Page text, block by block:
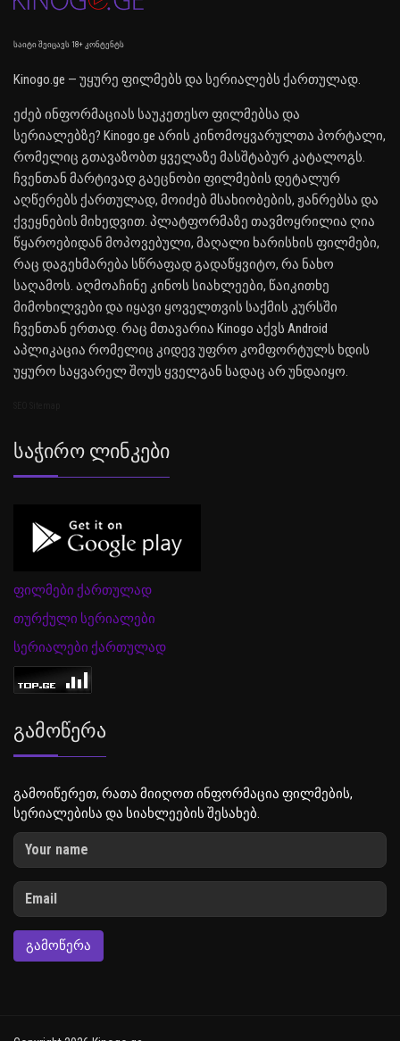
საიტი შეიცავს 18+ კონტენტს
Kinogo.ge — უყურე ფილმებს და სერიალებს ქართულად.
ეძებ ინფორმაციას საუკეთესო ფილმებსა და
სერიალებზე? Kinogo.ge არის კინომოყვარულთა პორტალი,
რომელიც გთავაზობთ ყველაზე მასშტაბურ კატალოგს.
ჩვენთან მარტივად გაეცნობი ფილმების დეტალურ
აღწერებს ქართულად, მოიძებ მსახიობების, ჟანრებსა და
ქვეყნების მიხედვით. პლატფორმაზე თავმოყრილია ღია
წყაროებიდან მოპოვებული, მაღალი ხარისხის ფილმები,
რაც დაგეხმარება სწრაფად გადაწყვიტო, რა ნახო
საღამოს. აღმოაჩინე კინოს სიახლეები, წაიკითხე
მიმოხილვები და იყავი ყოველთვის საქმის კურსში
ჩვენთან ერთად. რაც მთავარია Kinogo აქვს Android
აპლიკაცია რომელიც კიდევ უფრო კომფორტულს ხდის
უყურო საყვარელ შოუს ყველგან სადაც არ უნდაიყო.
Საჭირო Ლინკები
ფილმები ქართულად
თურქული სერიალები
სერიალები ქართულად
Გამოწერა
გამოიწერეთ, რათა მიიღოთ ინფორმაცია ფილმების,
სერიალებისა და სიახლეების შესახებ.
ᲒᲐᲛᲝᲬᲔᲠᲐ